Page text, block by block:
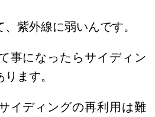
紫外線に弱いんです。
事になったらサイディン
ます。
イディングの再利用は難